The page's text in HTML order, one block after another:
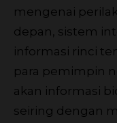
mengenai
depan, sistem
informasi rinci
para pemimpin
akan informasi
seiring dengan